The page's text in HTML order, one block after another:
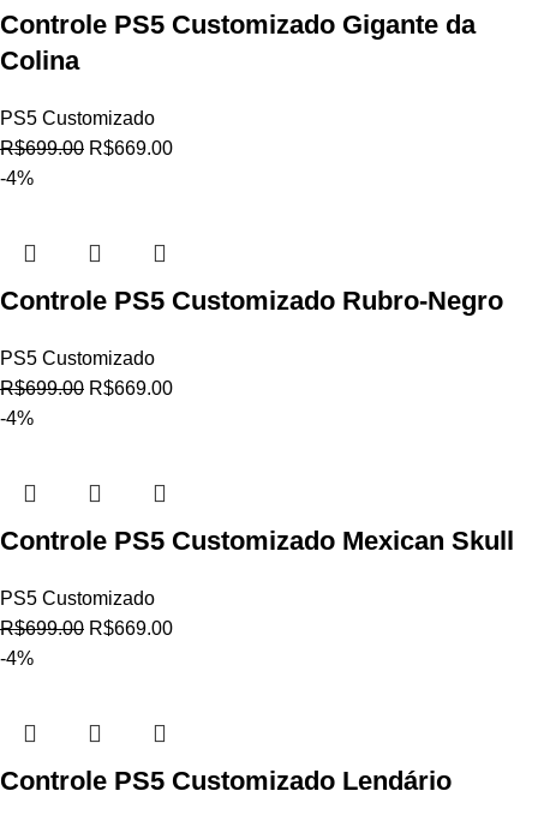
Controle PS5 Customizado Gigante da
Colina
PS5 Customizado
R$699.00 R$669.00
-4%
Controle PS5 Customizado Rubro-Negro
PS5 Customizado
R$699.00 R$669.00
-4%
Controle PS5 Customizado Mexican Skull
PS5 Customizado
R$699.00 R$669.00
-4%
Controle PS5 Customizado Lendário